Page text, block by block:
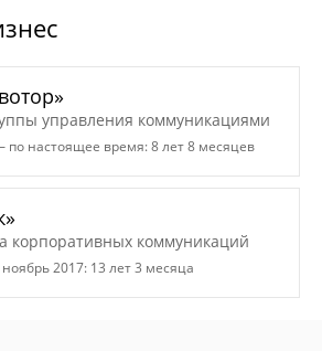
управления коммуникациями
по настоящее время: 8 лет 8 месяцев
корпоративных коммуникаций
2017: 13 лет 3 месяца